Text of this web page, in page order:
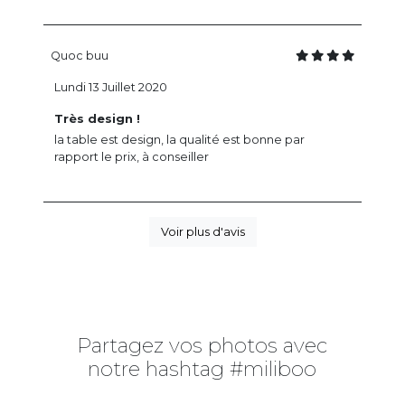
Quoc buu
Très design !
la table est design, la qualité est bonne par
rapport le prix, à conseiller
Lundi 13 Juillet 2020
Voir plus d'avis
Partagez vos photos avec
notre hashtag #miliboo